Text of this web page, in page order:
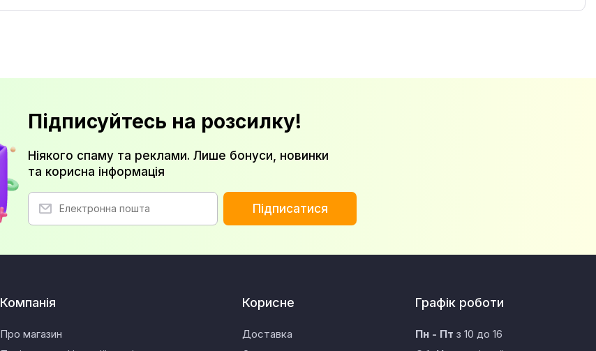
Підписуйтесь на розсилку!
Ніякого спаму та реклами. Лише бонуси, новинки
та корисна інформація
Підписатися
Компанія
Про магазин
Корисне
Доставка
Графік роботи
Пн - Пт з 10 до 16